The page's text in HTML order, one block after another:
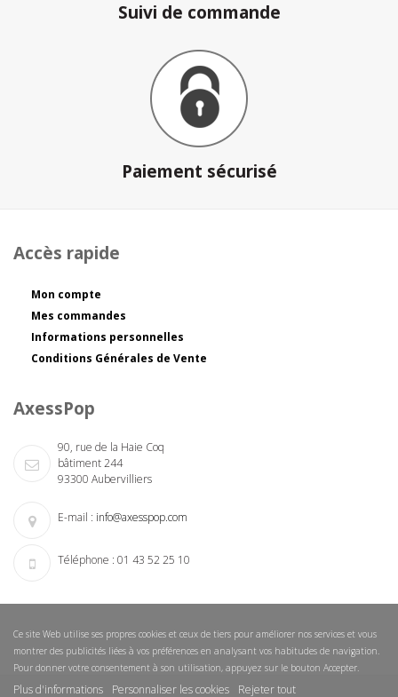
Suivi de commande
Paiement sécurisé
Accès rapide
Mon compte
Mes commandes
Informations personnelles
Conditions Générales de Vente
AxessPop
90, rue de la Haie Coq
bâtiment 244
93300 Aubervilliers
E-mail : info@axesspop.com
Téléphone : 01 43 52 25 10
Ce site Web utilise ses propres cookies et ceux de tiers pour améliorer nos services et vous
montrer des publicités liées à vos préférences en analysant vos habitudes de navigation.
Pour donner votre consentement à son utilisation, appuyez sur le bouton Accepter.
Plus d'informations Personnaliser les cookies Rejeter tout